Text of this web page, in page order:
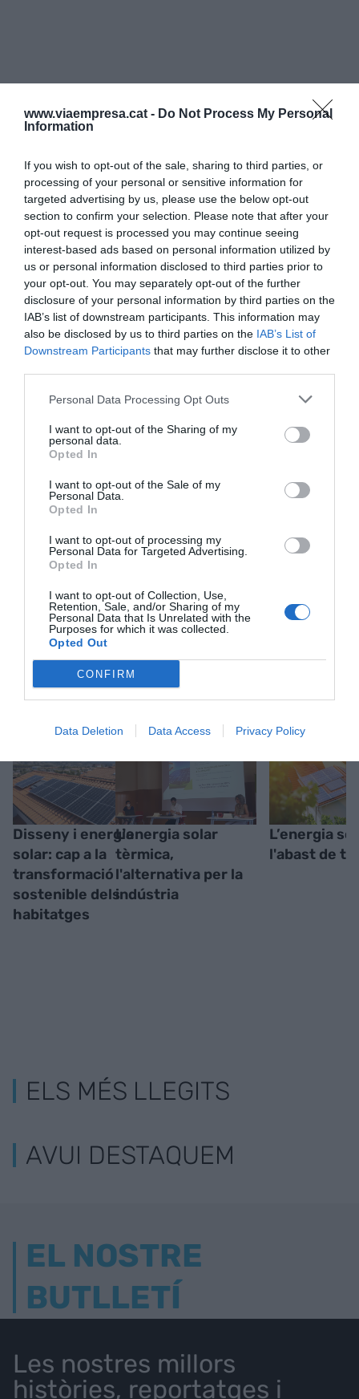
www.viaempresa.cat - Do Not Process My Personal
Information
If you wish to opt-out of the sale, sharing to third parties, or
processing of your personal or sensitive information for
targeted advertising by us, please use the below opt-out
section to confirm your selection. Please note that after your
opt-out request is processed you may continue seeing
interest-based ads based on personal information utilized by
us or personal information disclosed to third parties prior to
your opt-out. You may separately opt-out of the further
disclosure of your personal information by third parties on the
IAB’s list of downstream participants. This information may
also be disclosed by us to third parties on the IAB’s List of
Downstream Participants that may further disclose it to other
Personal Data Processing Opt Outs
I want to opt-out of the Sharing of my
personal data.
Opted In
I want to opt-out of the Sale of my
Personal Data.
Opted In
I want to opt-out of processing my
Personal Data for Targeted Advertising.
Opted In
I want to opt-out of Collection, Use,
Retention, Sale, and/or Sharing of my
Personal Data that Is Unrelated with the
Purposes for which it was collected.
Opted Out
CONFIRM
Data Deletion Data Access Privacy Policy
“Aquesta tecnologia automatitzarà la compra,
venda i emmagatzematge d'energia basada en els
preus del mercat, optimitzant encara més els
estalvis dels usuaris i consolidant la nostra posició
com un agent de canvi al sector de l'energia neta",
afegeix Gardrinier, qui va cofundar juntament
amb Draijer la iniciativa, l'any 2020.
Afegir
Estigues informat amb les últimes notícies d'actualitat
ACTIVAR ARA
RELACIONADES
Disseny i energia
solar: cap a la
transformació
sostenible dels
habitatges
L'energia solar
tèrmica,
l'alternativa per la
indústria
L’energia
l'abast de
ELS MÉS LLEGITS
AVUI DESTAQUEM
EL NOSTRE
BUTLLETÍ
Les nostres millors
històries, reportatges i